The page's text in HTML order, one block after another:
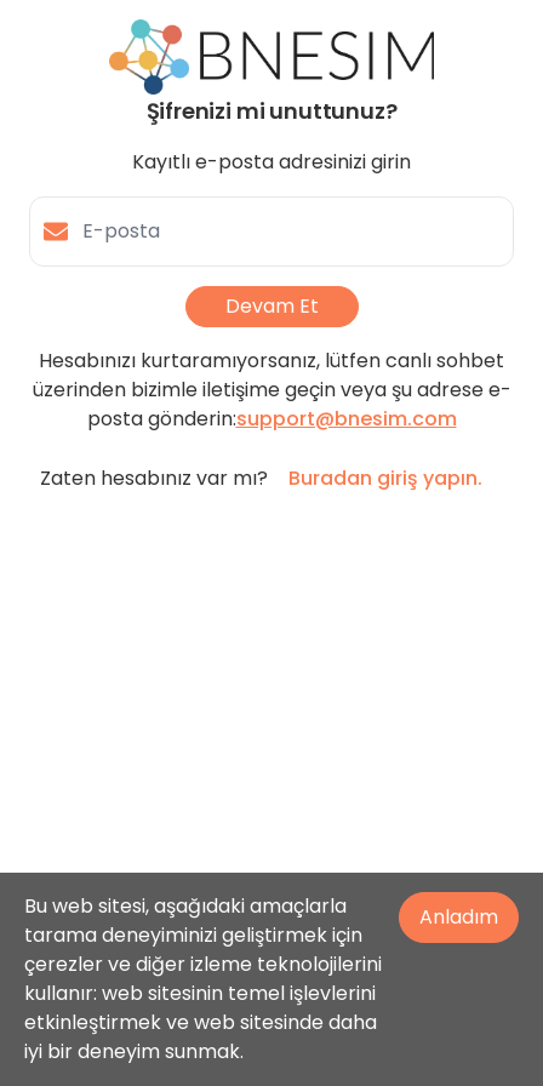
Şifrenizi mi unuttunuz?
Kayıtlı e-posta adresinizi girin
E-posta
Devam Et
Hesabınızı kurtaramıyorsanız, lütfen canlı sohbet
üzerinden bizimle iletişime geçin veya şu adrese e-
posta gönderin:support@bnesim.com
Zaten hesabınız var mı? Buradan giriş yapın.
Bu web sitesi, aşağıdaki amaçlarla
tarama deneyiminizi geliştirmek için
çerezler ve diğer izleme teknolojilerini
kullanır: web sitesinin temel işlevlerini
etkinleştirmek ve web sitesinde daha
iyi bir deneyim sunmak.
Anladım